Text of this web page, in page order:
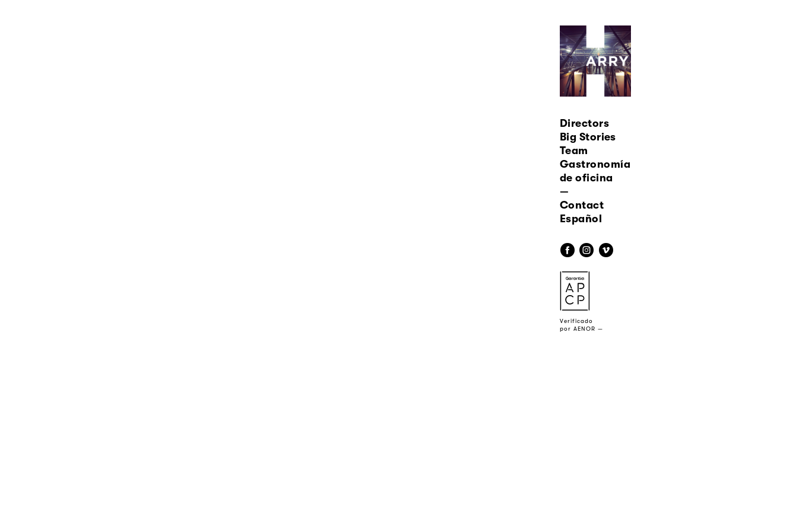
Directors
Big Stories
Team
Gastronomía
de oficina
—
Contact
Español
f i v
a
Verificado
por AENOR —